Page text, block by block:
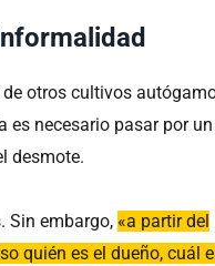
de otros cultivos
es necesario pasar por un
desmote.
Sin embargo, «a partir del
quién es el dueño, cuál